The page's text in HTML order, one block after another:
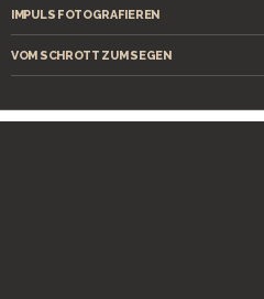
IMPULS FOTOGRAFIEREN
VOM SCHROTT ZUM SEGEN